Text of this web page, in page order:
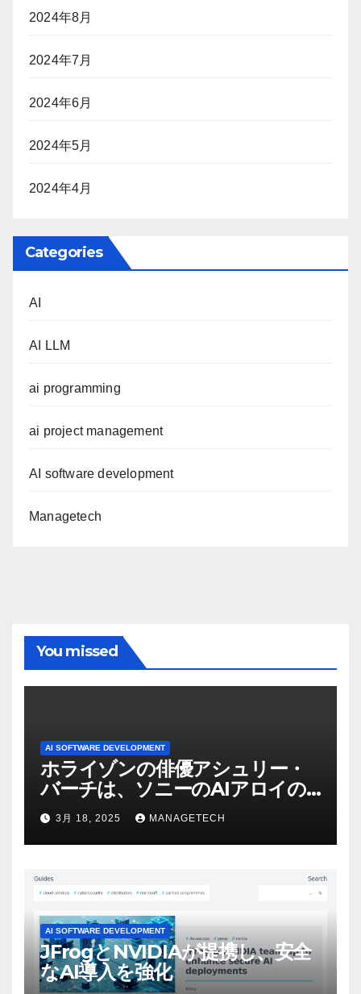
2024年8月
2024年7月
2024年6月
2024年5月
2024年4月
Categories
AI
AI LLM
ai programming
ai project management
AI software development
Managetech
You missed
AI SOFTWARE DEVELOPMENT
ホライゾンの俳優アシュリー・
バーチは、ソニーのAIアロイの
ビデオを見て「ゲームパフォー
マンスという芸術形式に不安を
感じた」と語る – IGN
3月 18, 2025 MANAGETECH
AI SOFTWARE DEVELOPMENT
JFrogとNVIDIAが提携し、安全
なAI導入を強化